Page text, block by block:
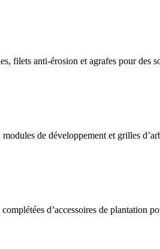
filets anti-érosion et agrafes pour des
de développement et grilles
d’accessoires de plantation